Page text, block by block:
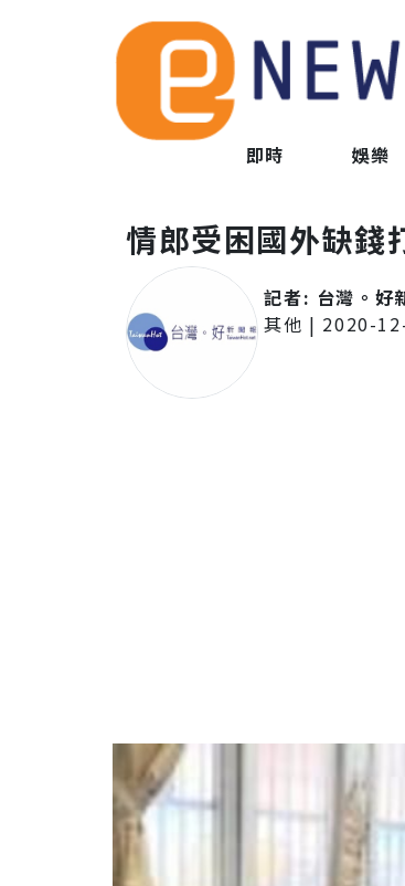
即時 娛樂
情郎受困國外缺
記者: 台灣。好
其他 | 2020-